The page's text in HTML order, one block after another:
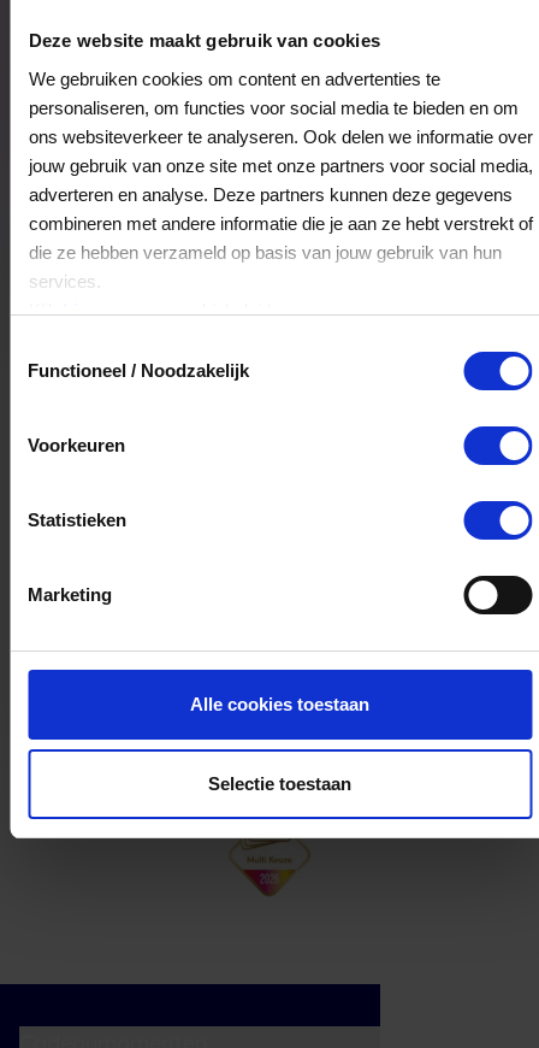
Deze website maakt gebruik van cookies
We gebruiken cookies om content en advertenties te
personaliseren, om functies voor social media te bieden en om
ons websiteverkeer te analyseren. Ook delen we informatie over
jouw gebruik van onze site met onze partners voor social media,
adverteren en analyse. Deze partners kunnen deze gegevens
combineren met andere informatie die je aan ze hebt verstrekt of
die ze hebben verzameld op basis van jouw gebruik van hun
services.
Klikhiervoor ons cookiebeleid.
Functioneel / Noodzakelijk
Voorkeuren
Statistieken
Marketing
Alle cookies toestaan
Selectie toestaan
Amsterdam Riverside A9
Provincialeweg 38
1108AB Amsterdam
Veelgestelde Vragen
Kan ik het saldo in delen besteden?
Het volledige saldo op de VVV cadeaukaart
cadeaukaart in delen uitgeven.